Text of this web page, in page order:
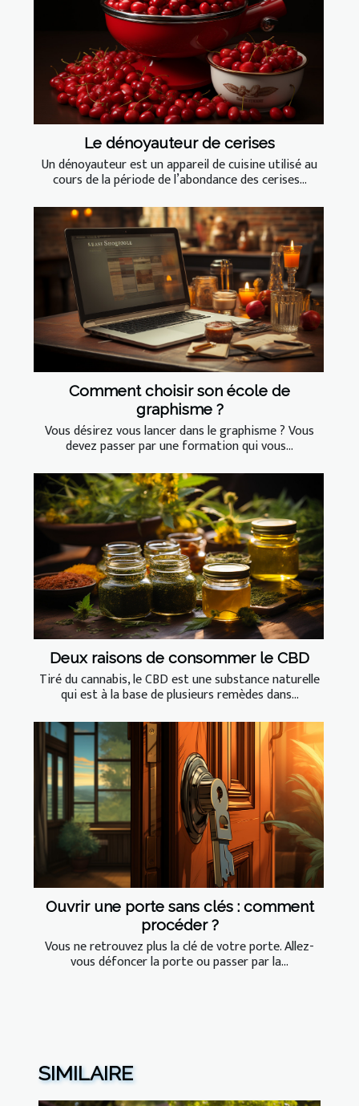
Le dénoyauteur de cerises
Un dénoyauteur est un appareil de cuisine utilisé au
cours de la période de l’abondance des cerises...
Comment choisir son école de
graphisme ?
Vous désirez vous lancer dans le graphisme ? Vous
devez passer par une formation qui vous...
Deux raisons de consommer le CBD
Tiré du cannabis, le CBD est une substance naturelle
qui est à la base de plusieurs remèdes dans...
Ouvrir une porte sans clés : comment
procéder ?
Vous ne retrouvez plus la clé de votre porte. Allez-
vous défoncer la porte ou passer par la...
SIMILAIRE